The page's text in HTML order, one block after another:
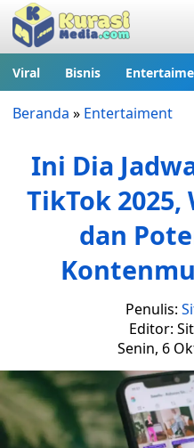
Viral Bisnis
Beranda » Entertaiment
Ini Dia
TikTok
dan
Penulis:
Editor:
Senin, 6